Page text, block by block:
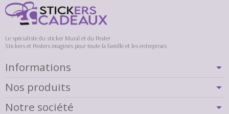
Le spécialiste du sticker Mural et du Poster
Stickers et Posters imaginés pour toute la famille et les entreprises
Informations
Nos produits
Notre société